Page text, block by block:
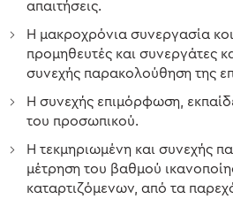
απαιτήσεις.
Η μακροχρόνια συνεργασία
προμηθευτές και συνεργάτες
συνεχής παρακολούθηση της
Η συνεχής επιμόρφωση,
του προσωπικού.
Η τεκμηριωμένη και συνεχής
μέτρηση του βαθμού
καταρτιζόμενων, από τα